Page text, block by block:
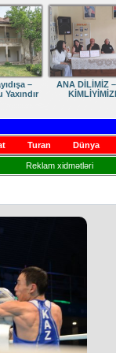
–
ANA DİLİMİZ
Turan Dünya
Reklam xidmətləri